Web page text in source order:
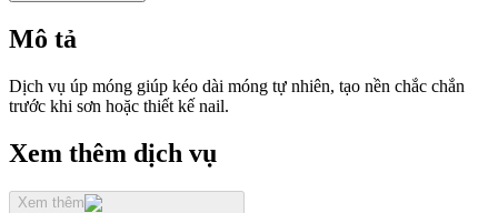
Mô tả
Dịch vụ úp móng giúp kéo dài móng tự nhiên, tạo nền chắc chắn
trước khi sơn hoặc thiết kế nail.
Xem thêm dịch vụ
Xem thêm